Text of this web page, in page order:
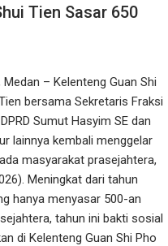
Tien Sasar 650
– Kelenteng Guan Shi
bersama Sekretaris Fraksi
Sumut Hasyim SE dan
lainnya kembali menggelar
masyarakat prasejahtera,
Meningkat dari tahun
hanya menyasar 500-an
tahun ini bakti sosial
di Kelenteng Guan Shi Pho